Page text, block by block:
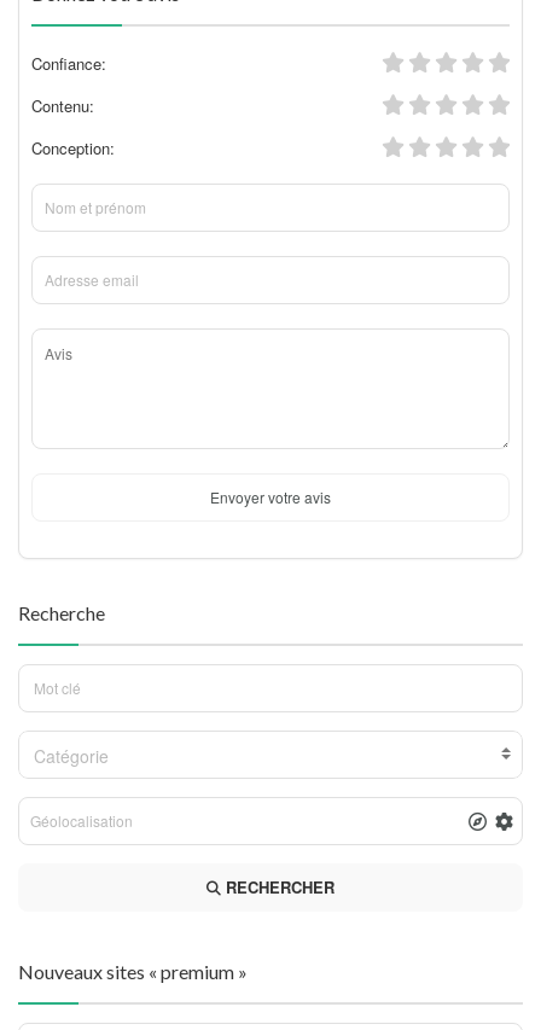
Confiance:
Contenu:
Conception:
Envoyer votre avis
Recherche
Catégorie
RECHERCHER
Nouveaux sites « premium »